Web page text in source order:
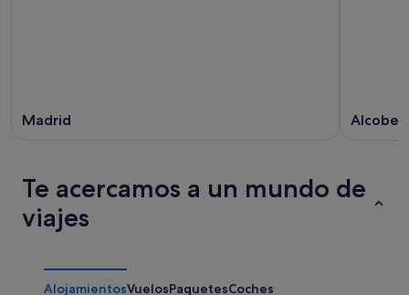
Madrid
Te acercamos a un mundo de
viajes
AlojamientosVuelosPaquetesCoches